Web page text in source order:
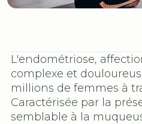
L'endométriose,
complexe et
millions de femmes à
Caractérisée par la
semblable à la